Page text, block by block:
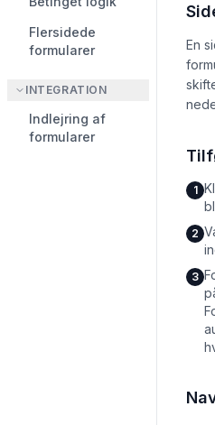
Flersidede
formularer
INTEGRATION
Indlejring af
formularer
En
1
2
3